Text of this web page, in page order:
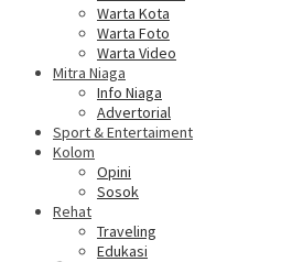
Warta Kota
Warta Foto
Warta Video
Mitra Niaga
Info Niaga
Advertorial
Sport & Entertaiment
Kolom
Opini
Sosok
Rehat
Traveling
Edukasi